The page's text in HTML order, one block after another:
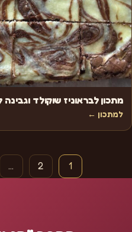
מתכון לבראוניז שוקולד וגבינה
למתכון ←
Posts pagination
1
2
…